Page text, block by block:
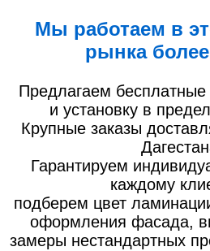
Мы работаем в
рынка более
Предлагаем
и установку в
Крупные заказы
Гарантируем
каждому
подберем цвет
оформления фасада,
замеры нестандартных